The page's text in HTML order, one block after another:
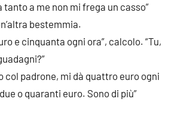
tanto a me non mi frega un casso”
bestemmia.
e cinquanta ogni ora”, calcolo. “Tu,
col padrone, mi dà quattro euro ogni
o quaranti euro. Sono di più”